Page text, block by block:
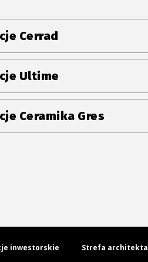
Cerrad
Ultime
Ceramika Gres
inwestorskie
Strefa architekta